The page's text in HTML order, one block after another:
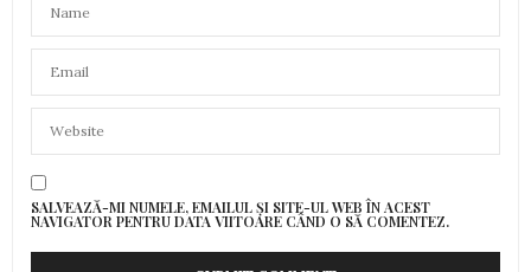
SALVEAZĂ-MI NUMELE, EMAILUL ȘI SITE-UL WEB ÎN ACEST
NAVIGATOR PENTRU DATA VIITOARE CÂND O SĂ COMENTEZ.